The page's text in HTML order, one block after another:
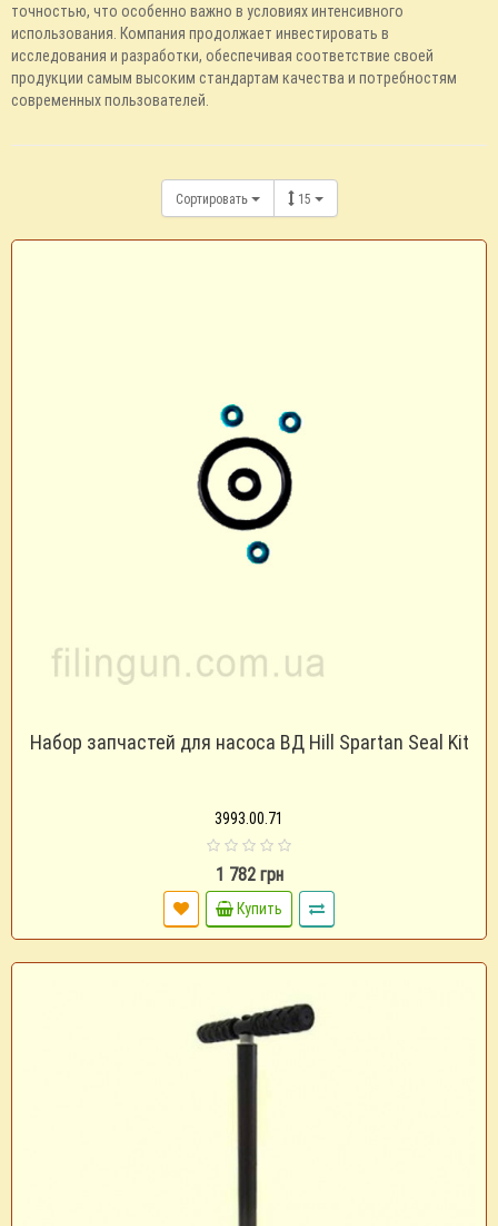
точностью, что особенно важно в условиях интенсивного
использования. Компания продолжает инвестировать в
исследования и разработки, обеспечивая соответствие своей
продукции самым высоким стандартам качества и потребностям
современных пользователей.
Сортировать 15
Набор запчастей для насоса ВД Hill Spartan Seal Kit
3993.00.71
1 782 грн
Купить